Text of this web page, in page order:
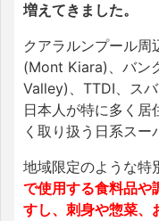
増えてきました。
クアラルンプール周
(Mont Kiara)、バン
Valley)、TTDI、ス
日本人が特に多く居
く取り扱う日系スー
地域限定のような特
で使用する食料品や
すし、刺身や惣菜、